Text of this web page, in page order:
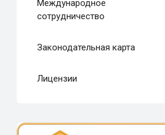
Международное
сотрудничество
Законодательная карта
Лицензии